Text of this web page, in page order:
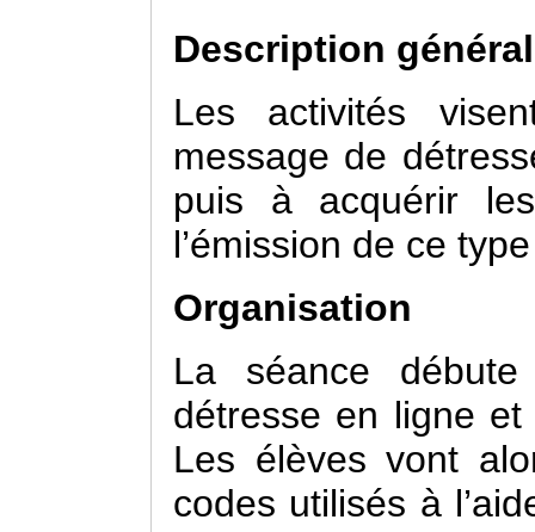
Description
Les activités
message de
puis à acquérir
l’émission de ce
Organisation
La séance
détresse en ligne
Les élèves vont
codes utilisés à